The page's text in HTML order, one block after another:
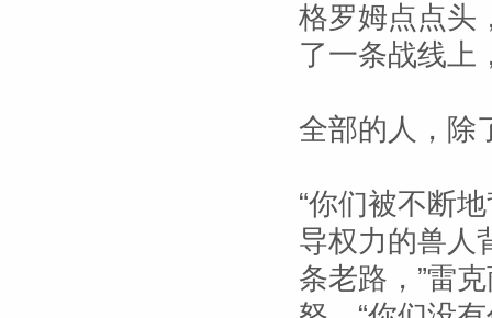
格罗姆点点头
了一条战线上
全部的人，除
“你们被不断
导权力的兽人
条老路，”雷